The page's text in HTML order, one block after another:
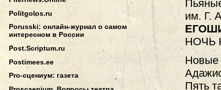
им. Г.
НОЧЬ
Новые
Пять
Politgolos.ru
Porusski: онлайн-журнал о самом
интересном в России
Post.Scriptum.ru
Postimees.ee
Pro-сцениум: газета